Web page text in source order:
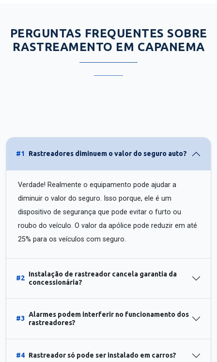
PERGUNTAS FREQUENTES SOBRE
RASTREAMENTO EM CAPANEMA
#1 Rastreadores diminuem o valor do seguro auto?
Verdade! Realmente o equipamento pode ajudar a
diminuir o valor do seguro. Isso porque, ele é um
dispositivo de segurança que pode evitar o furto ou
roubo do veículo. O valor da apólice pode reduzir em até
25% para os veículos com seguro.
#2
Instalação de rastreador cancela garantia da
concessionária?
#3
Alarmes podem interferir no funcionamento dos
rastreadores?
#4 Rastreador só pode ser instalado em carros?